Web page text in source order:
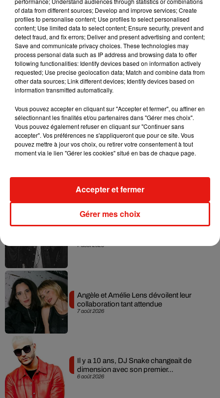
produite par une éolienne. En fin de chaîne, on obtient
l’hydrogène produit grâce à des énergies vertes!
Récemment, et c’est une première mondiale, une plateforme
de production d’hydrogène en mer a été inaugurée au large
de la Bretagne. Il s’agit pour le moment d’une
expérimentation qui, si elle s’avère concluante, permettrait
de produire 400kg d’hydrogène chaque jour. Pour bien
qu’un seul kilo d’hydrogène permet defaire rouler une
voiture… sur 100km. De quoi produire assez d’énergie pour
permettre à 400 véhicules de rouler sur 100km
quotidiennement.
7 août 2026
7 août 2026
Angèle et Amélie Lens dévoilent leur
collaboration tant attendue
6 août 2026
Il y a 10 ans, DJ Snake changeait de
dimension avec son premier...
of data from different sources; Develop and improve services; Create
profiles to personalise content; Use profiles to select personalised
content; Use limited data to select content; Ensure security, prevent and
detect fraud, and fix errors; Deliver and present advertising and content;
Save and communicate privacy choices. These technologies may
process personal data such as IP address and browsing data to offer
following functionalities: Identify devices based on information actively
requested; Use precise geolocation data; Match and combine data from
other data sources; Link different devices; Identify devices based on
information transmitted automatically.
Vous pouvez accepter en cliquant sur "Accepter et fermer", ou affiner en
sélectionnant les finalités et/ou partenaires dans "Gérer mes choix".
Vous pouvez également refuser en cliquant sur "Continuer sans
accepter". Vos préférences ne s'appliqueront que pour ce site. Vous
pouvez mettre à jour vos choix, ou retirer votre consentement à tout
moment via le lien "Gérer les cookies" situé en bas de chaque page.
Gérer mes choix
Accepter et fermer